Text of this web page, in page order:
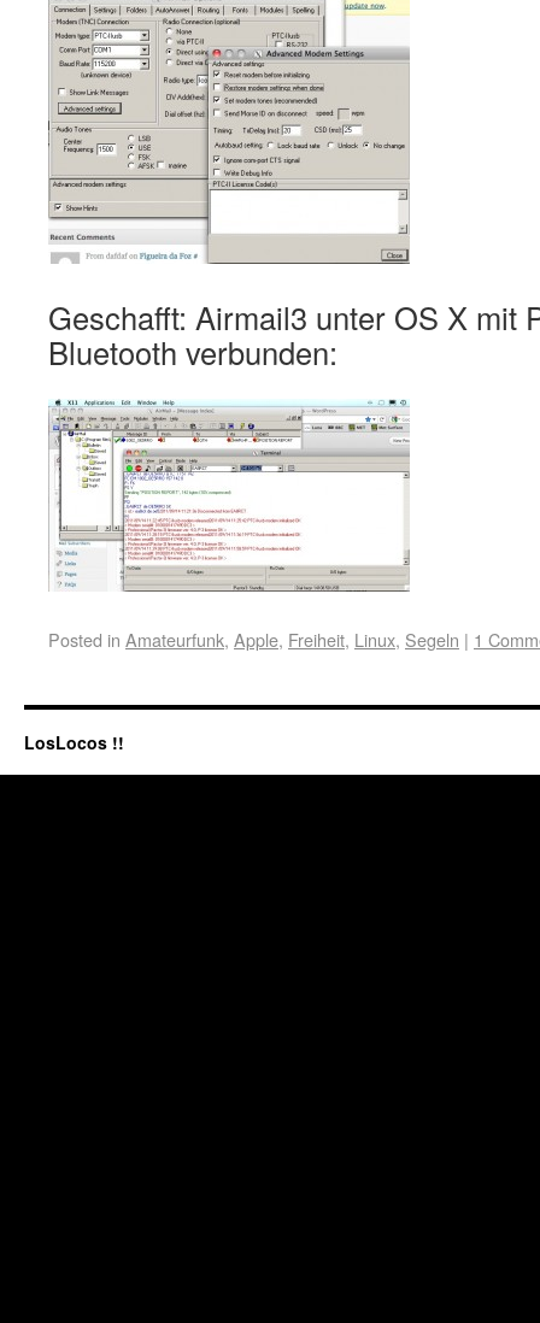
Geschafft: Airmail3 unter OS X mit
Bluetooth verbunden:
Posted in Amateurfunk, Apple, Freiheit, Linux, Segeln | 1
LosLocos !!